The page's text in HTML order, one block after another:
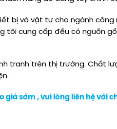
và vật tư cho ngành công
tôi cung cấp đều có nguồn
tranh trên thị trường. Chất
giá sớm , vui lòng liên hệ với